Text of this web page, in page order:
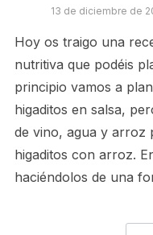
13 de diciembre de
Hoy os traigo una
nutritiva que podéis
principio vamos a
higaditos en salsa,
de vino, agua y arroz
higaditos con arroz.
haciéndolos de una